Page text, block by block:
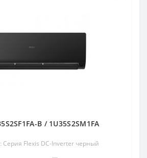
B / 1U35S2SM1FA
Серия Flexis DC-Inverter черный